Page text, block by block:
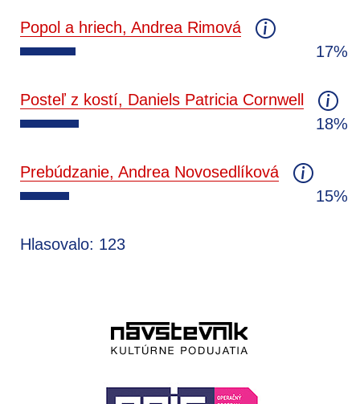
Popol a hriech, Andrea Rimová
17%
Posteľ z kostí, Daniels Patricia Cornwell
18%
Prebúdzanie, Andrea Novosedlíková
15%
Hlasovalo: 123